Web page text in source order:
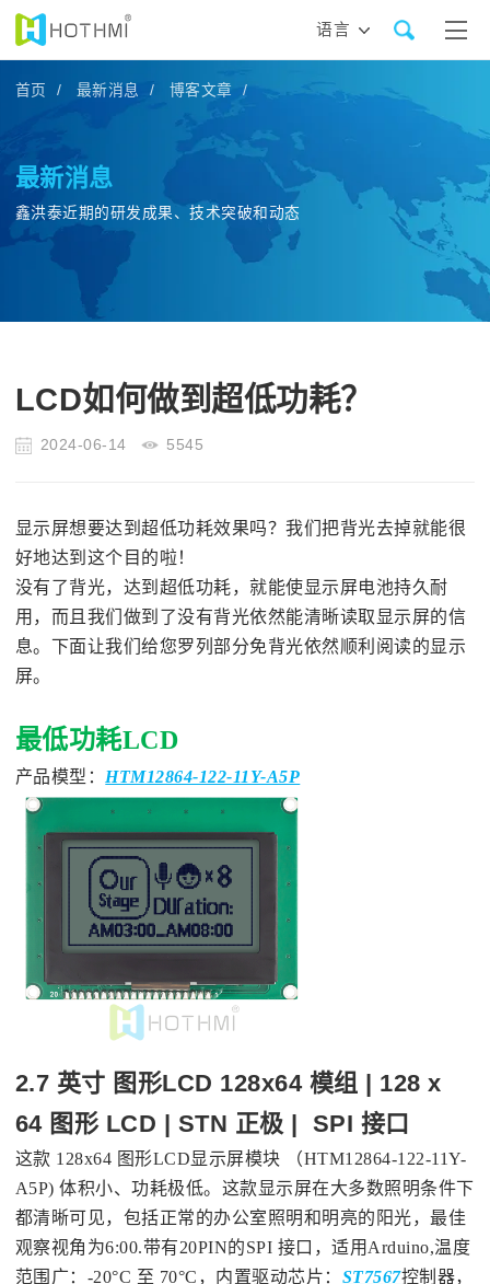
语言
最新消息
鑫洪泰近期的研发成果、技术突破和动态
首页 / 最新消息 / 博客文章 /
LCD如何做到超低功耗？
2024-06-14 5545
显示屏想要达到超低功耗效果吗？我们把背光去掉就能很
好地达到这个目的啦！
没有了背光，达到超低功耗，就能使显示屏电池持久耐
用，而且我们做到了没有背光依然能清晰读取显示屏的信
息。下面让我们给您罗列部分免背光依然顺利阅读的显示
屏。
最低功耗LCD
产品模型： HTM12864-122-11Y-A5P
2.7 英寸 图形LCD 128x64 模组 | 128 x
64 图形 LCD | STN 正极 | SPI 接口
这款 128x64 图形LCD显示屏模块 （HTM12864-122-11Y-
A5P) 体积小、功耗极低。这款显示屏在大多数照明条件下
都清晰可见，包括正常的办公室照明和明亮的阳光，最佳
观察视角为6:00.带有20PIN的SPI 接口，适用Arduino,温度
范围广：-20°C 至 70°C，内置驱动芯片： ST7567控制器，